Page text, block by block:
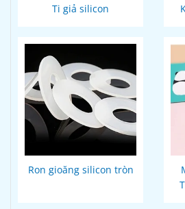
Ti giả silicon
Ron gioăng silicon tròn